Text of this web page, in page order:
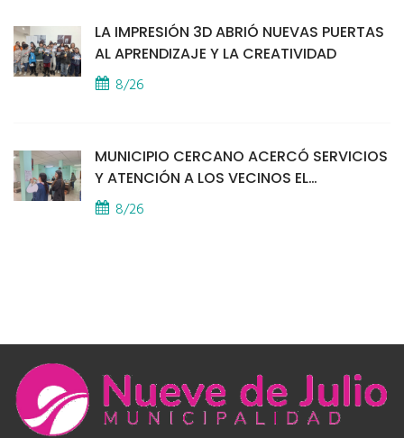
LA IMPRESIÓN 3D ABRIÓ NUEVAS PUERTAS
AL APRENDIZAJE Y LA CREATIVIDAD
8/26
MUNICIPIO CERCANO ACERCÓ SERVICIOS
Y ATENCIÓN A LOS VECINOS EL
PROVINCIAL
8/26